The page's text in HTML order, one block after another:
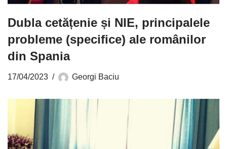
Dubla cetățenie și NIE, principalele
probleme (specifice) ale românilor
din Spania
17/04/2023 Georgi Baciu